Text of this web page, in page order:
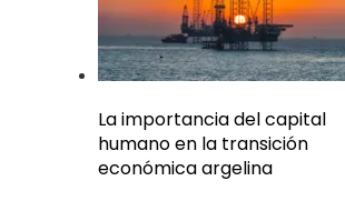
La importancia del capital
humano en la transición
económica argelina